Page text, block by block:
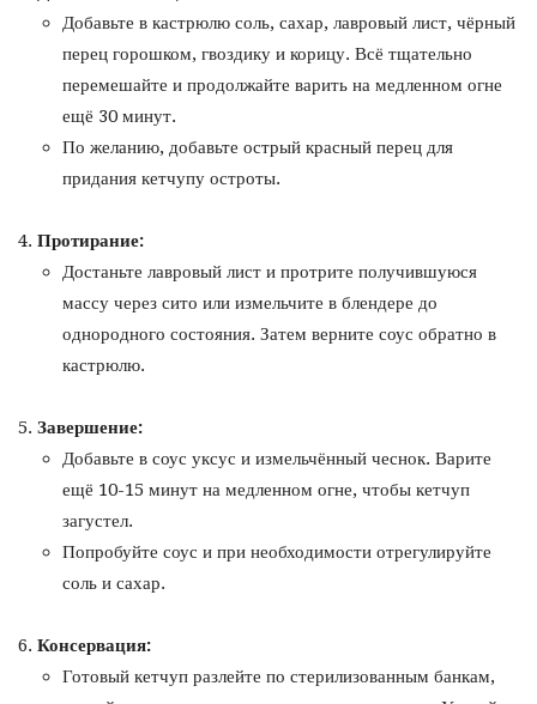
Добавьте в кастрюлю соль, сахар, лавровый лист, чёрный
перец горошком, гвоздику и корицу. Всё тщательно
перемешайте и продолжайте варить на медленном огне
ещё 30 минут.
По желанию, добавьте острый красный перец для
придания кетчупу остроты.
Протирание:
Достаньте лавровый лист и протрите получившуюся
массу через сито или измельчите в блендере до
однородного состояния. Затем верните соус обратно в
кастрюлю.
Завершение:
Добавьте в соус уксус и измельчённый чеснок. Варите
ещё 10-15 минут на медленном огне, чтобы кетчуп
загустел.
Попробуйте соус и при необходимости отрегулируйте
соль и сахар.
Консервация:
Готовый кетчуп разлейте по стерилизованным банкам,